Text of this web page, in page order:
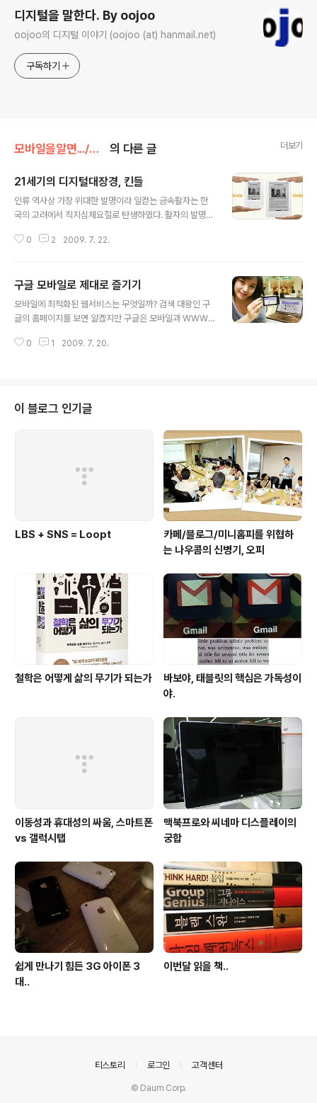
디지털을 말한다. By oojoo
oojoo의 디지털 이야기 (oojoo (at) hanmail.net)
구독하기
모바일을알면.../모바일이야기 의 다른 글 더보기
21세기의 디지털대장경, 킨들
인류 역사상 가장 위대한 발명이라 일컫는 금속활자는 한
국의 고려에서 직지심체요절로 탄생하였다. 활자의 발명은
고 대중에게 전파할 수 있도록 해주었다. 약 632년이 지난
은 2007년 11월에 킨들이라는 전자북을 출시하면서 발매
후 6시간만에 매진될만큼 센세이션을 불러 일으켰다. 이후
킨들2와 킨들DX가 발매되면서 꾸준히 진화하며 전자북
: 전자북 한국도 예외는 아니다. 참고2 : 킨들2 리뷰 참고3
0 2 2009. 7. 22.
구글 모바일로 제대로 즐기기
모바일에 최적화된 웹서비스는 무엇일까? 검색 대왕인 구
글의 홈페이지를 보면 알겠지만 구글은 모바일과 WWW
뉴와 콘텐츠가 많이 사용된 웹 페이지와 달리 구글의 홈페
의성이 있는지 알아본다. ◈ 구글 모바일웹 서비스 아직 국
내에 모바일 인터넷 시대가 본격 개막되지는 않았지만 점
차 저렴한 모바일 인터넷 요금제와 똑똑한 휴대폰이 등장
하면서 모바일 인터넷 시대가 개막되고 있다. 최신 휴대폰
에서는 모바일웹 브라우저가 내장되어 있어 PC에서 보던
WWW을 그대로 볼 수 있다. 이것만으로도 아쉽지만 ..
0 1 2009. 7. 20.
이 블로그 인기글
LBS + SNS = Loopt
카페/블로그/미니홈피를 위협하
는 나우콤의 신병기, 오피
철학은 어떻게 삶의 무기가 되는가
바보야, 태블릿의 핵심은 가독성이
야.
이동성과 휴대성의 싸움, 스마트폰
vs 갤럭시탭
맥북프로와 씨네마 디스플레이의
궁합
쉽게 만나기 힘든 3G 아이폰 3
대..
이번달 읽을 책..
티스토리 로그인 고객센터
© Daum Corp.